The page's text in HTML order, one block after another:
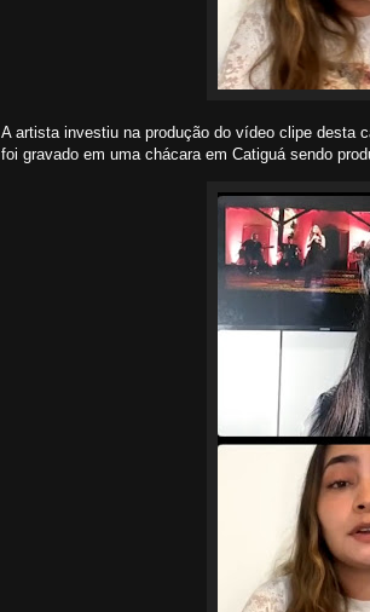
A artista investiu na produção do vídeo clipe desta
foi gravado em uma chácara em Catiguá sendo